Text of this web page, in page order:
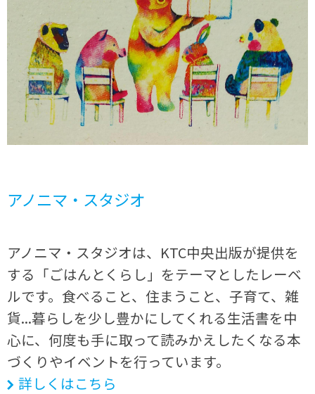
アノニマ・スタジオ
アノニマ・スタジオは、KTC中央出版が提供を
する「ごはんとくらし」をテーマとしたレーベ
ルです。食べること、住まうこと、子育て、雑
貨...暮らしを少し豊かにしてくれる生活書を中
心に、何度も手に取って読みかえしたくなる本
づくりやイベントを行っています。
詳しくはこちら